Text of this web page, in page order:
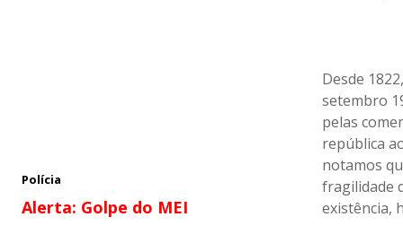
Polícia
Alerta: Golpe do MEI
Desde
setembro
pelas
república
notamos
fragilidade
existência,